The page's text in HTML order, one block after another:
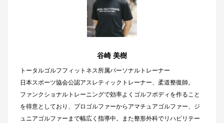
谷崎 美樹
トータルゴルフフィットネス所属パーソナルトレーナー
日本スポーツ協会公認アスレティックトレーナー、柔道整復師。
ファンクショナルトレーニングで効率よくゴルフボディを作ること
を得意としており、プロゴルファーからアマチュアゴルファー、ジ
ュニアゴルファーまで幅広く指導中。また整形外科でリハビリテー